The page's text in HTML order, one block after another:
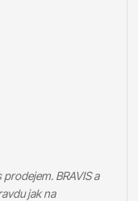
BRAVIS a
jak na